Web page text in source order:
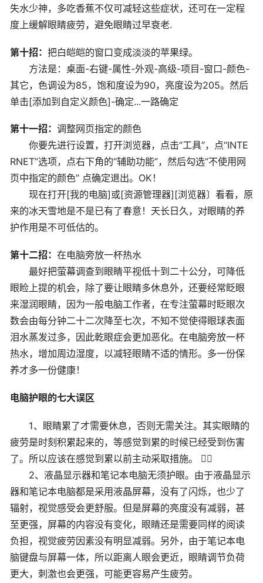
失水少神，多吃香蕉不仅可减轻这些症状，还可在一定程
度上缓解眼睛疲劳，避免眼睛过早衰老.
第十招： 把白皑皑的窗口变成淡淡的苹果绿。
方法是：桌面-右键-属性-外观-高级-项目-窗口-颜色-
其它，色调设为85，饱和度设为90，亮度设为205。然后
单击[添加到自定义颜色]-确定...一路确定
第十一招： 调整网页指定的颜色
你要先进行设置，打开浏览器，点击“工具”，点“INTE
RNET”选项，点右下角的“辅助功能”，然后勾选“不使用网
页中指定的颜色” 点确定退出。OK！
现在打开[我的电脑]或[资源管理器][浏览器〕看看，原
来的冰天雪地是不是已有了春意！天长日久，对眼睛的养
护作用是不可低估的。
第十二招： 在电脑旁放一杯热水
最好把萤幕调查到眼睛平视低十到二十公分，可降低
眼睑上提的机会，除了要让眼睛多休息外，还要经常眨眼
来湿润眼睛，因为一般电脑工作者，在专注萤幕时眨眼次
数会由每分钟二十二次降至七次，不知不觉使得眼球表面
泪水蒸发过多，因此乾眼症会更加恶化。在电脑旁放一杯
热水，增加周边湿度，以减轻眼睛不适的情形。多一份保
养才多一份健康！
电脑护眼的七大误区
1、眼睛累了才需要休息，否则无需关注。其实眼睛的
疲劳是时刻积累起来的，等感觉到累的时候已经受到伤害
了。所以应该在感觉到累以前主动采取措施。 
2、液晶显示器和笔记本电脑无须护眼。由于液晶显示
器和笔记本电脑都是采用液晶屏幕，没有了闪烁，也少了
辐射，视觉感受会更舒服。但是屏幕的亮度没有减弱，甚
至更强，屏幕的内容没有变化，眼睛还是需要同样的阅读
负担，视觉疲劳因素没有明显减弱。另外，由于笔记本电
脑键盘与屏幕一体，所以距离人眼会更近，眼睛调节负荷
更大，刺激也会更强，可能更容易产生疲劳。